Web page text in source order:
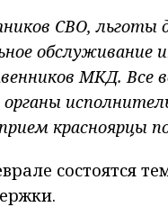
СВО,
МКД. Все
красноярцы
состоятся